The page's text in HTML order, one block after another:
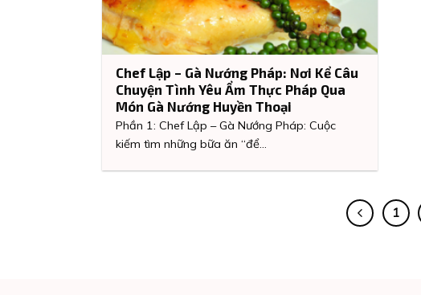
Chef Lập – Gà Nướng Pháp: Nơi Kể Câu
Chuyện Tình Yêu Ẩm Thực Pháp Qua
Món Gà Nướng Huyền Thoại
Phần 1: Chef Lập – Gà Nướng Pháp: Cuộc
kiếm tìm những bữa ăn “để...
1